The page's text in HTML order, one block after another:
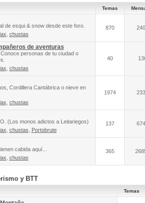
Temas
de esqui & snow desde este foro.
chustas
870
de aventuras
personas de tu ciudad o
chustas
40
Cordillera Cantábrica o nieve en
chustas
1974
(Los monos adictos a Leitariegos)
chustas Portobrute
137
cabida aquí...
chustas
365
y BTT
Temas